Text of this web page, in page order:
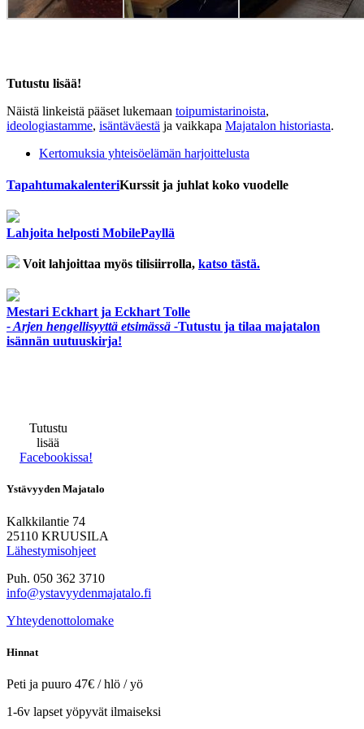
Tutustu lisää!
Näistä linkeistä pääset lukemaan toipumistarinoista,
ideologiastamme, isäntäväestä ja vaikkapa Majatalon historiasta.
Kertomuksia yhteisöelämän harjoittelusta
Tapahtuma­kalenteriKurssit ja juhlat koko vuodelle
Lahjoita helposti MobilePayllä
Voit lahjoittaa myös tilisiirrolla, katso tästä.
Mestari Eckhart ja Eckhart Tolle
- Arjen hengellisyyttä etsimässä -Tutustu ja tilaa majatalon
isännän uutuuskirja!
Tutustu
lisää
Facebookissa!
Ystävyyden Majatalo
Kalkkilantie 74
25110 KRUUSILA
Lähestymisohjeet
Puh. 050 362 3710
info@ystavyydenmajatalo.fi
Yhteydenottolomake
Hinnat
Peti ja puuro 47€ / hlö / yö
1-6v lapset yöpyvät ilmaiseksi